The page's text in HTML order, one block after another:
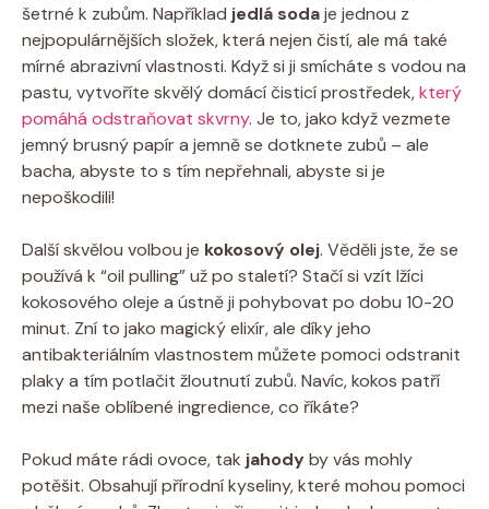
šetrné k zubům. Například jedlá sodaje jednou z
nejpopulárnějších složek, která nejen čistí, ale má také
mírné abrazivní vlastnosti. Když si ji smícháte s vodou na
pastu, vytvoříte skvělý domácí čisticí prostředek,který
pomáhá odstraňovat skvrny. Je to, jako když vezmete
jemný brusný papír a jemně se dotknete zubů – ale
bacha, abyste to s tím nepřehnali, abyste si je
nepoškodili!
Další skvělou volbou je kokosový olej. Věděli jste, že se
používá k “oil pulling” už po staletí? Stačí si vzít lžíci
kokosového oleje a ústně ji pohybovat po dobu 10-20
minut. Zní to jako magický elixír, ale díky jeho
antibakteriálním vlastnostem můžete pomoci odstranit
plaky a tím potlačit žloutnutí zubů. Navíc, kokos patří
mezi naše oblíbené ingredience, co říkáte?
Pokud máte rádi ovoce, tak jahodyby vás mohly
potěšit. Obsahují přírodní kyseliny, které mohou pomoci